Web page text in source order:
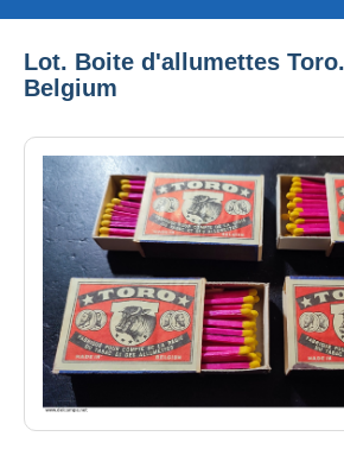
Lot. Boite d'allumettes
Belgium